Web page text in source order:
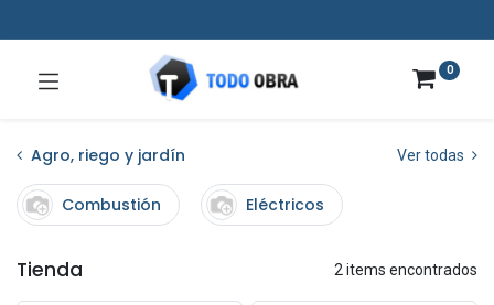
0
Agro, riego y jardín Ver todas
Combustión Eléctricos
Tienda 2 items encontrados